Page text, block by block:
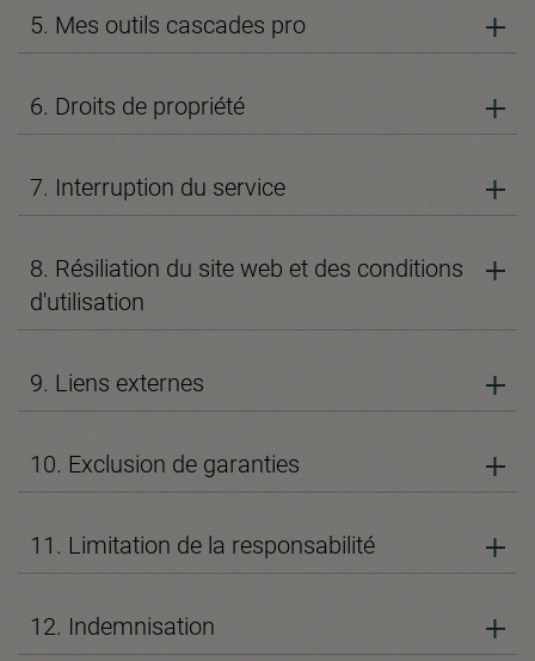
5. Mes outils cascades pro
6. Droits de propriété
7. Interruption du service
8. Résiliation du site web et des conditions
d'utilisation
9. Liens externes
10. Exclusion de garanties
11. Limitation de la responsabilité
12. Indemnisation